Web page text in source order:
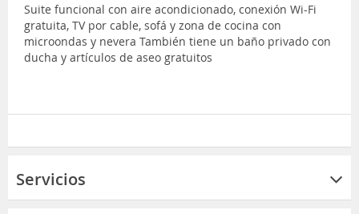
Suite funcional con aire acondicionado, conexión Wi-Fi
gratuita, TV por cable, sofá y zona de cocina con
microondas y nevera También tiene un baño privado con
ducha y artículos de aseo gratuitos
Servicios